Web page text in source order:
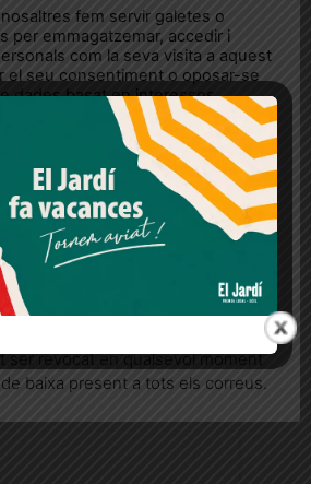
fem servir galetes o
per emmagatzemar, accedir i
com la seva visita a aquest
el seu consentiment o oposar-se
dades basat en interessos
moment fent clic a "Ajustos de
Política de privacitat en aquest
"acceptar" dones el teu
Acceptar Rebutjar tot
un compte al Diari el Jardí, dona el
explícit per rebre comunicacions
ser revocat en qualsevol moment
de baixa present a tots els correus.